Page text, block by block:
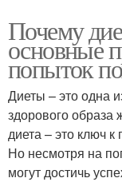
Почему
основные
попыток
Диеты – это одна
здорового образа
диета – это ключ
Но несмотря на
могут достичь